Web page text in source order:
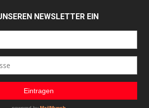
NEWSLETTER EIN